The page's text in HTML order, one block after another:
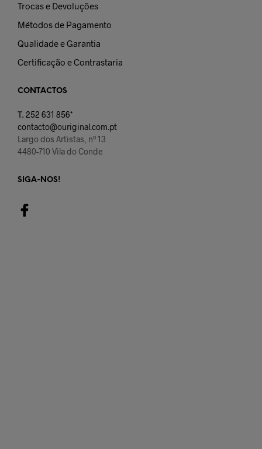
Trocas e Devoluções
Métodos de Pagamento
Qualidade e Garantia
Certificação e Contrastaria
CONTACTOS
T. 252 631 856*
contacto@ouriginal.com.pt
Largo dos Artistas, nº 13
4480-710 Vila do Conde
SIGA-NOS!